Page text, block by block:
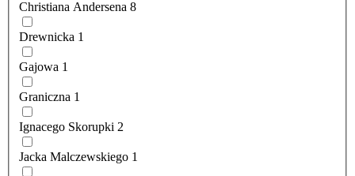
Christiana Andersena 8
Drewnicka 1
Gajowa 1
Graniczna 1
Ignacego Skorupki 2
Jacka Malczewskiego 1